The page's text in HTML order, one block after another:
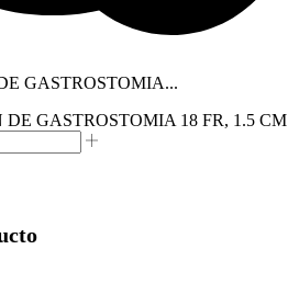
GASTROSTOMIA...
GASTROSTOMIA 18 FR, 1.5 CM